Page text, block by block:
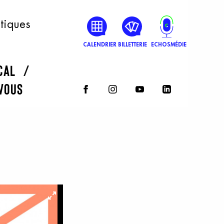
CALENDRIER BILLETTERIE ECHOSMÉDIE